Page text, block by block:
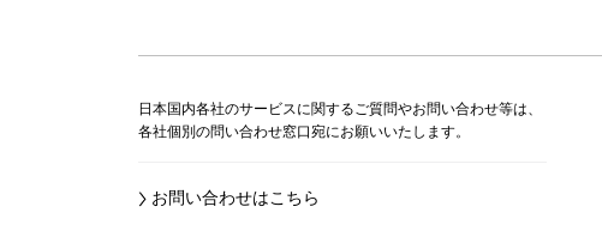
日本国内各社のサービスに関するご質問やお問い合わせ等は、
各社個別の問い合わせ窓口宛にお願いいたします。
お問い合わせはこちら